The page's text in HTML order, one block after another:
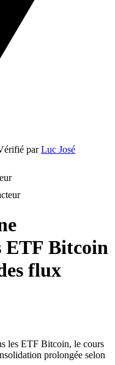
parLuc José
ETF Bitcoin
flux
les ETF Bitcoin, le cours
prolongée selon